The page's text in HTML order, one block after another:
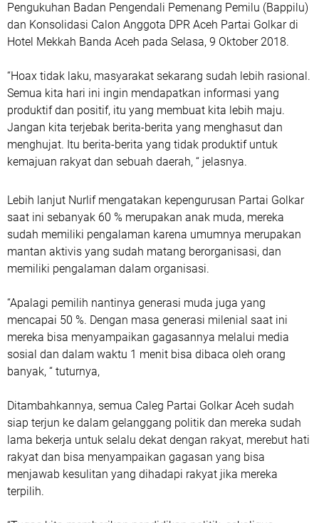
Pengukuhan Badan Pengendali Pemenang Pemilu (Bappilu)
dan Konsolidasi Calon Anggota DPR Aceh Partai Golkar di
Hotel Mekkah Banda Aceh pada Selasa, 9 Oktober 2018.
“Hoax tidak laku, masyarakat sekarang sudah lebih rasional.
Semua kita hari ini ingin mendapatkan informasi yang
produktif dan positif, itu yang membuat kita lebih maju.
Jangan kita terjebak berita-berita yang menghasut dan
menghujat. Itu berita-berita yang tidak produktif untuk
kemajuan rakyat dan sebuah daerah, “ jelasnya.
Lebih lanjut Nurlif mengatakan kepengurusan Partai Golkar
saat ini sebanyak 60 % merupakan anak muda, mereka
sudah memiliki pengalaman karena umumnya merupakan
mantan aktivis yang sudah matang berorganisasi, dan
memiliki pengalaman dalam organisasi.
“Apalagi pemilih nantinya generasi muda juga yang
mencapai 50 %. Dengan masa generasi milenial saat ini
mereka bisa menyampaikan gagasannya melalui media
sosial dan dalam waktu 1 menit bisa dibaca oleh orang
banyak, “ tuturnya,
Ditambahkannya, semua Caleg Partai Golkar Aceh sudah
siap terjun ke dalam gelanggang politik dan mereka sudah
lama bekerja untuk selalu dekat dengan rakyat, merebut hati
rakyat dan bisa menyampaikan gagasan yang bisa
menjawab kesulitan yang dihadapi rakyat jika mereka
terpilih.